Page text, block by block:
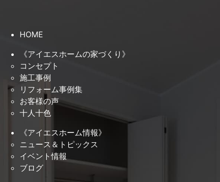
HOME
《アイエスホームの家づくり》
コンセプト
施工事例
リフォーム事例集
お客様の声
十人十色
《アイエスホーム情報》
ニュース＆トピックス
イベント情報
ブログ